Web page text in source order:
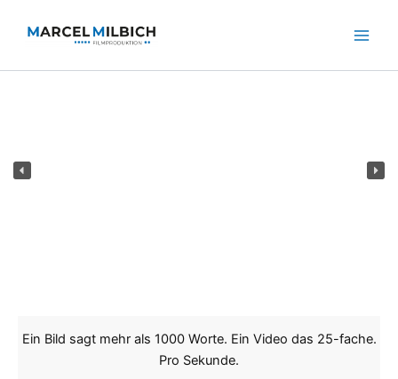
Inhalt
Ein Bild sagt mehr als 1000 Worte. Ein Video das 25-fache.
Pro Sekunde.